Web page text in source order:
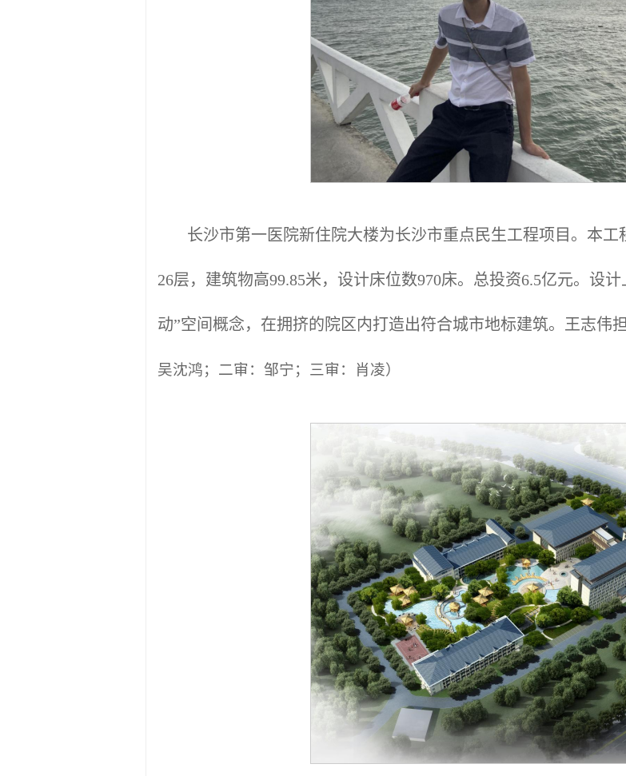
长沙市第一医院新住院大楼为长沙市重点民生工程项目。本工
26层，建筑物高99.85米，设计床位数970床。总投资6.5亿元。设
动”空间概念，在拥挤的院区内打造出符合城市地标建筑。王志伟
吴沈鸿；二审：邹宁；三审：肖凌）